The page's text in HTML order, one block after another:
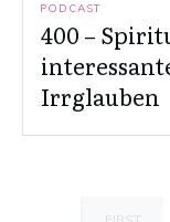
PODCAST
400 –
Irrglauben